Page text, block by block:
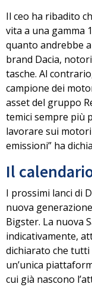
Il ceo ha ribadito
vita a una gamma
quanto andrebbe
brand Dacia,
tasche. Al
campione dei
asset del gruppo
temici sempre più
lavorare sui
emissioni” ha
Il
I prossimi lanci di
nuova
Bigster. La nuova
indicativamente,
dichiarato che
un’unica
cui già nascono